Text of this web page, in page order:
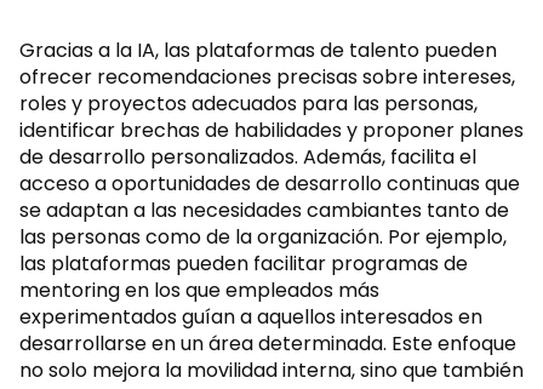
Gracias a la IA, las plataformas de talento pueden
ofrecer recomendaciones precisas sobre intereses,
roles y proyectos adecuados para las personas,
identificar brechas de habilidades y proponer planes
de desarrollo personalizados. Además, facilita el
acceso a oportunidades de desarrollo continuas que
se adaptan a las necesidades cambiantes tanto de
las personas como de la organización. Por ejemplo,
las plataformas pueden facilitar programas de
mentoring en los que empleados más
experimentados guían a aquellos interesados en
desarrollarse en un área determinada. Este enfoque
no solo mejora la movilidad interna, sino que también